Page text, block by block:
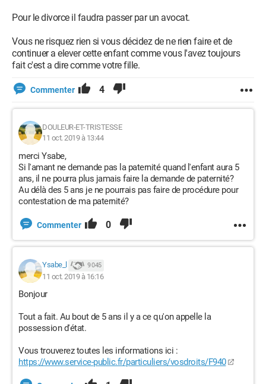
Pour le divorce il faudra passer par un avocat.
Vous ne risquez rien si vous décidez de ne rien faire et de
continuer a elever cette enfant comme vous l'avez toujours
fait c'est a dire comme votre fille.
Commenter 4
DOULEUR-ET-TRISTESSE
11 oct. 2019 à 13:44
merci Ysabe,
Si l'amant ne demande pas la paternité quand l'enfant aura 5
ans, il ne pourra plus jamais faire la demande de paternité?
Au délà des 5 ans je ne pourrais pas faire de procédure pour
contestation de ma paternité?
Commenter 0
Ysabe_l 9 045
11 oct. 2019 à 16:16
Bonjour
Tout a fait. Au bout de 5 ans il y a ce qu'on appelle la
possession d'état.
Vous trouverez toutes les informations ici :
https://www.service-public.fr/particuliers/vosdroits/F940